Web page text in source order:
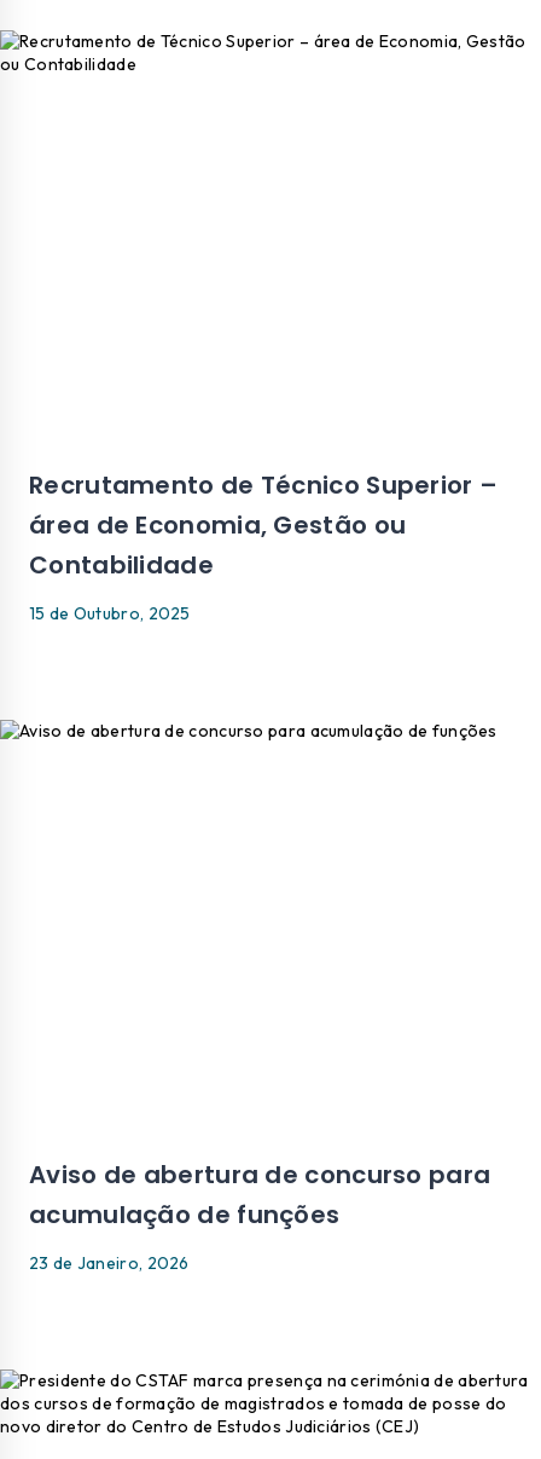
Recrutamento de Técnico Superior –
área de Economia, Gestão ou
Contabilidade
15 de Outubro, 2025
Aviso de abertura de concurso para
acumulação de funções
23 de Janeiro, 2026